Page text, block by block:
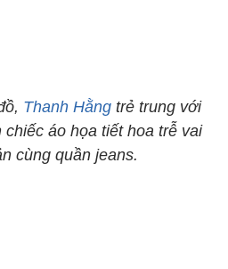
Thanh Hằngtrẻ trung với
áo họa tiết hoa trễ vai
cùng quần jeans.